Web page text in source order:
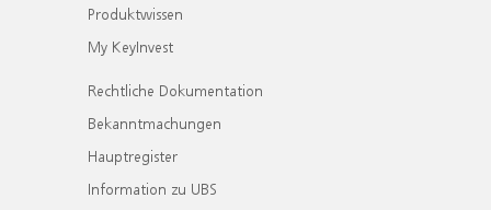
Produktwissen
My KeyInvest
Rechtliche Dokumentation
Bekanntmachungen
Hauptregister
Information zu UBS